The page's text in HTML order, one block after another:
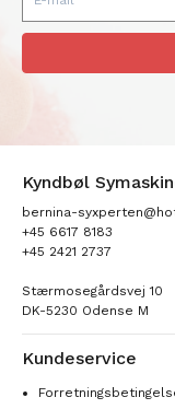
Kyndbøl
bernina-
+45 6617 8183
+45 2421 2737
Stærmosegårdsvej 10
DK-5230 Odense M
Kundeservice